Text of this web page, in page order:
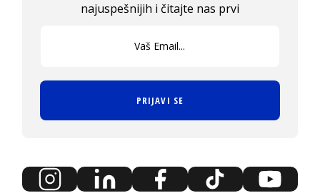
najuspešnijih i čitajte nas prvi
PRIJAVI SE